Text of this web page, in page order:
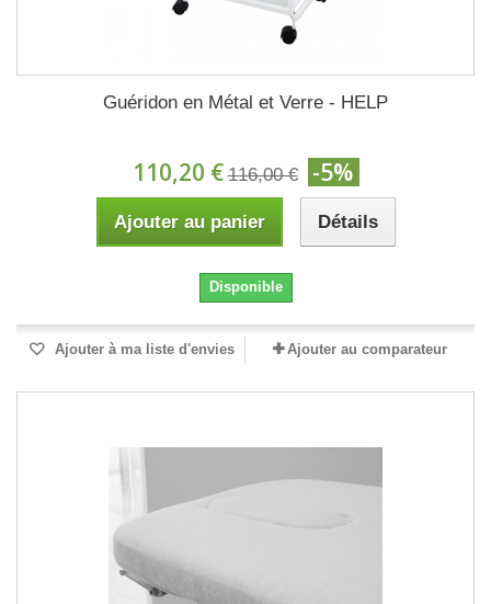
Guéridon en Métal et Verre - HELP
110,20 € 116,00 € -5%
Ajouter au panier Détails
Disponible
Ajouter à ma liste d'envies Ajouter au comparateur